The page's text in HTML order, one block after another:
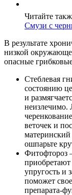
Читайте
Смузи с
В результате
низкой
опасные
Стеблевая
состоянию
и
неизлечимо.
веточек и
материнский
ошпарьте
Фитофтороз
упругость и
поможет
препарата-